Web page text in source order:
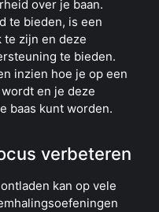
over je baan.
te bieden, is een
zijn en deze
te bieden.
inzien hoe je op een
en je deze
baas kunt worden.
verbeteren
kan op vele